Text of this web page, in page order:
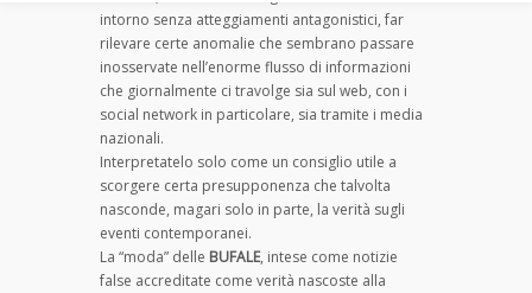
bufale
intorno senza atteggiamenti antagonistici, far
rilevare certe anomalie che sembrano passare
inosservate nell’enorme flusso di informazioni
che giornalmente ci travolge sia sul web, con i
social network in particolare, sia tramite i media
nazionali.
Interpretatelo solo come un consiglio utile a
scorgere certa presupponenza che talvolta
nasconde, magari solo in parte, la verità sugli
eventi contemporanei.
La “moda” delle BUFALE, intese come notizie
false accreditate come verità nascoste alla